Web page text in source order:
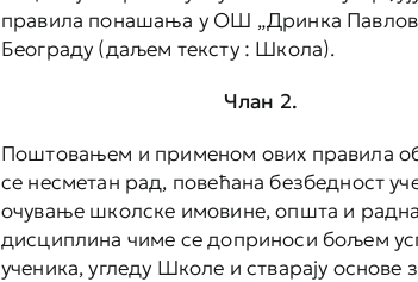
правила понашања у ОШ „Дринка
Београду (даљем тексту : Школа).
Члан 2.
Поштовањем и применом ових правила
се несметан рад, повећана безбедност
очување школске имовине, општа и радна
дисциплина чиме се доприноси бољем
ученика, угледу Школе и стварају основе